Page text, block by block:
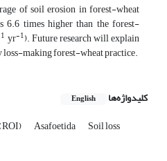
of soil erosion in forest-wheat
6.6 times higher than the forest-
yr-1). Future research will explain
making forest-wheat practice.
کلیدواژه‌ها English
Asafoetida Soil loss